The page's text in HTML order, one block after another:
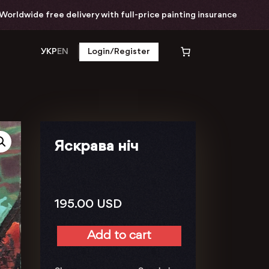
free delivery with full-price painting insurance
УКРEN Login/Register
Яскрава ніч
195.00 USD
Яскрава
Add to cart